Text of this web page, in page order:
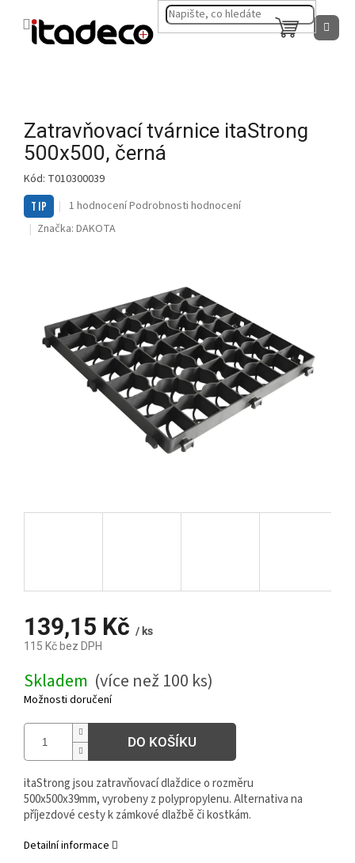
NÁKUPNÍ
KOŠÍK
Zatravňovací tvárnice itaStrong
500x500, černá
Kód: T010300039
TIP
Průměrné
produktu
hvězdiček.
1 hodnoceníPodrobnosti hodnocení
Značka: DAKOTA
139,15 Kč / ks
115 Kč bez DPH
cena:
Skladem (více než 100 ks)
Možnosti doručení
DO KOŠÍKU
itaStrong jsou zatravňovací dlaždice o rozměru
500x500x39mm, vyrobeny z polypropylenu. Alternativa na
příjezdové cesty k zámkové dlažbě či kostkám.
Detailní informace